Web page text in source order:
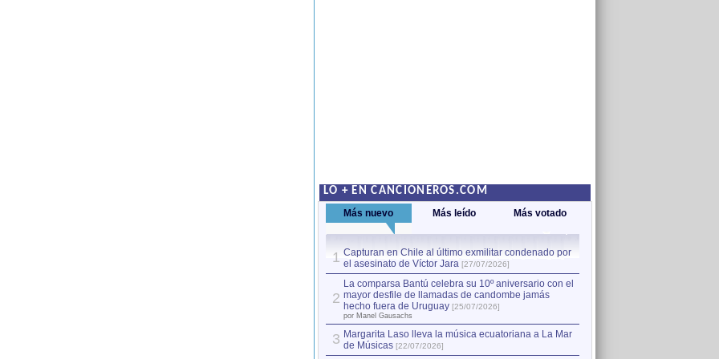
LO + EN CANCIONEROS.COM
Más nuevo Más leído Más votado
1 Capturan en Chile al último exmilitar condenado por
el asesinato de Víctor Jara [27/07/2026]
2
La comparsa Bantú celebra su 10º aniversario con el
mayor desfile de llamadas de candombe jamás
hecho fuera de Uruguay [25/07/2026]
por Manel Gausachs
3 Margarita Laso lleva la música ecuatoriana a La Mar
de Músicas [22/07/2026]